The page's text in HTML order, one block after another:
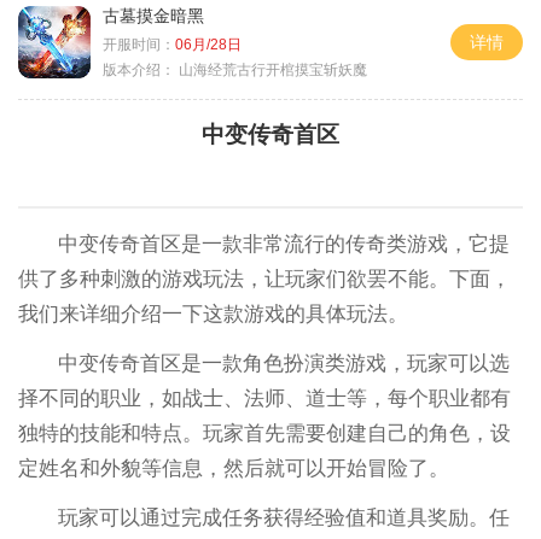
古墓摸金暗黑
开服时间： 06月/28日
版本介绍：
山海经荒古行开棺摸宝斩妖魔
详情
中变传奇首区
中变传奇首区是一款非常流行的传奇类游戏，它提
供了多种刺激的游戏玩法，让玩家们欲罢不能。下面，
我们来详细介绍一下这款游戏的具体玩法。
中变传奇首区是一款角色扮演类游戏，玩家可以选
择不同的职业，如战士、法师、道士等，每个职业都有
独特的技能和特点。玩家首先需要创建自己的角色，设
定姓名和外貌等信息，然后就可以开始冒险了。
玩家可以通过完成任务获得经验值和道具奖励。任